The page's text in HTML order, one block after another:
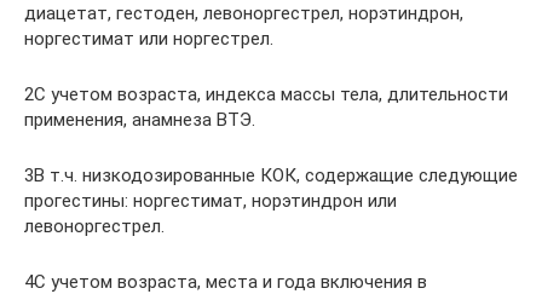
диацетат, гестоден, левоноргестрел, норэтиндрон,
норгестимат или норгестрел.
2С учетом возраста, индекса массы тела, длительности
применения, анамнеза ВТЭ.
3В т.ч. низкодозированные КОК, содержащие следующие
прогестины: норгестимат, норэтиндрон или
левоноргестрел.
4С учетом возраста, места и года включения в